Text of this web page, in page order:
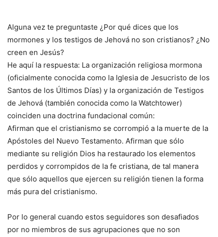
Alguna vez te preguntaste ¿Por qué dices que los
mormones y los testigos de Jehová no son cristianos? ¿No
creen en Jesús?
He aquí la respuesta: La organización religiosa mormona
(oficialmente conocida como la Iglesia de Jesucristo de los
Santos de los Últimos Días) y la organización de Testigos
de Jehová (también conocida como la Watchtower)
coinciden una doctrina fundacional común:
Afirman que el cristianismo se corrompió a la muerte de la
Apóstoles del Nuevo Testamento. Afirman que sólo
mediante su religión Dios ha restaurado los elementos
perdidos y corrompidos de la fe cristiana, de tal manera
que sólo aquellos que ejercen su religión tienen la forma
más pura del cristianismo.
Por lo general cuando estos seguidores son desafiados
por no miembros de sus agrupaciones que no son